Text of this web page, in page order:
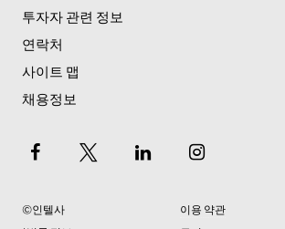
투자자 관련 정보
연락처
사이트 맵
채용정보
©인텔사
이용 약관